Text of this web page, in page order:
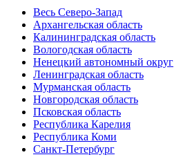
Весь Северо-Запад
Архангельская область
Калининградская область
Вологодская область
Ненецкий автономный округ
Ленинградская область
Мурманская область
Новгородская область
Псковская область
Республика Карелия
Республика Коми
Санкт-Петербург